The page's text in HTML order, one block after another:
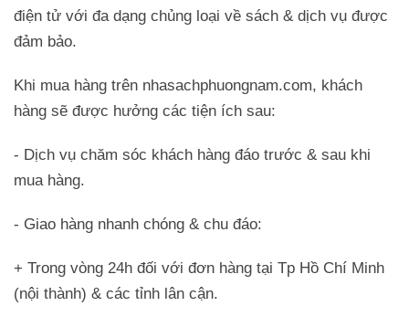
điện tử với đa dạng chủng loại về sách & dịch vụ được
đảm bảo.
Khi mua hàng trên nhasachphuongnam.com, khách
hàng sẽ được hưởng các tiện ích sau:
- Dịch vụ chăm sóc khách hàng đáo trước & sau khi
mua hàng.
- Giao hàng nhanh chóng & chu đáo:
+ Trong vòng 24h đối với đơn hàng tại Tp Hồ Chí Minh
(nội thành) & các tỉnh lân cận.